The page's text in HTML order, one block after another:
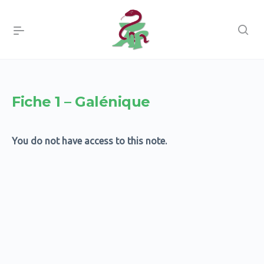
Fiche 1 – Galénique
You do not have access to this note.